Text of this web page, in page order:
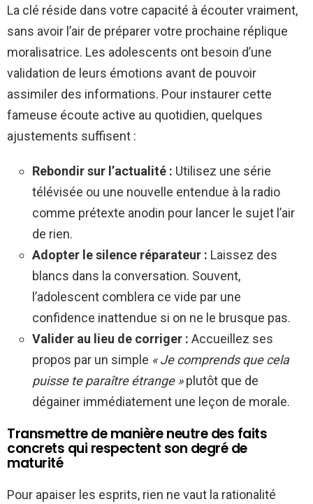
La clé réside dans votre capacité à écouter vraiment,
sans avoir l’air de préparer votre prochaine réplique
moralisatrice. Les adolescents ont besoin d’une
validation de leurs émotions avant de pouvoir
assimiler des informations. Pour instaurer cette
fameuse écoute active au quotidien, quelques
ajustements suffisent :
Rebondir sur l’actualité : Utilisez une série
télévisée ou une nouvelle entendue à la radio
comme prétexte anodin pour lancer le sujet l’air
de rien.
Adopter le silence réparateur : Laissez des
blancs dans la conversation. Souvent,
l’adolescent comblera ce vide par une
confidence inattendue si on ne le brusque pas.
Valider au lieu de corriger : Accueillez ses
propos par un simple « Je comprends que cela
puisse te paraître étrange »plutôt que de
dégainer immédiatement une leçon de morale.
Transmettre de manière neutre des faits
concrets qui respectent son degré de
maturité
Pour apaiser les esprits, rien ne vaut la rationalité